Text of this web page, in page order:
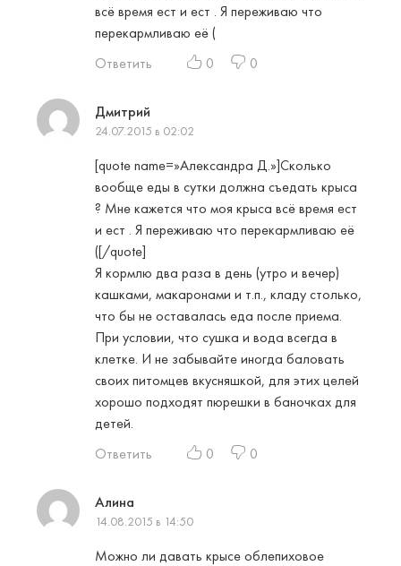
всё время ест и ест . Я переживаю что
перекармливаю её (
Ответить
0 0
Дмитрий
24.07.2015 в 02:02
[quote name=»Александра Д.»]Сколько
вообще еды в сутки должна съедать крыса
? Мне кажется что моя крыса всё время ест
и ест . Я переживаю что перекармливаю её
([/quote]
Я кормлю два раза в день (утро и вечер)
кашками, макаронами и т.п., кладу столько,
что бы не оставалась еда после приема.
При условии, что сушка и вода всегда в
клетке. И не забывайте иногда баловать
своих питомцев вкусняшкой, для этих целей
хорошо подходят пюрешки в баночках для
детей.
Ответить
0 0
Алина
14.08.2015 в 14:50
Можно ли давать крысе облепиховое